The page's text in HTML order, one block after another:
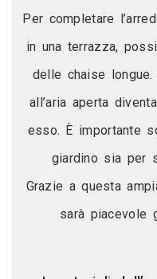
Per completare
in una terrazza,
delle chaise
all’aria aperta
esso. È importante
giardino sia per
Grazie a questa
sarà piacevole